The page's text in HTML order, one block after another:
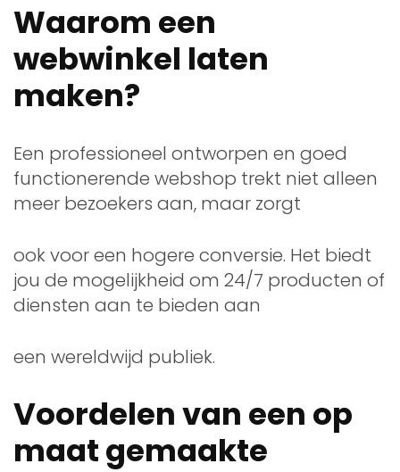
Waarom een
webwinkel laten
maken?
Een professioneel ontworpen en goed
functionerende webshop trekt niet alleen
meer bezoekers aan, maar zorgt
ook voor een hogere conversie. Het biedt
jou de mogelijkheid om 24/7 producten of
diensten aan te bieden aan
een wereldwijd publiek.
Voordelen van een op
maat gemaakte